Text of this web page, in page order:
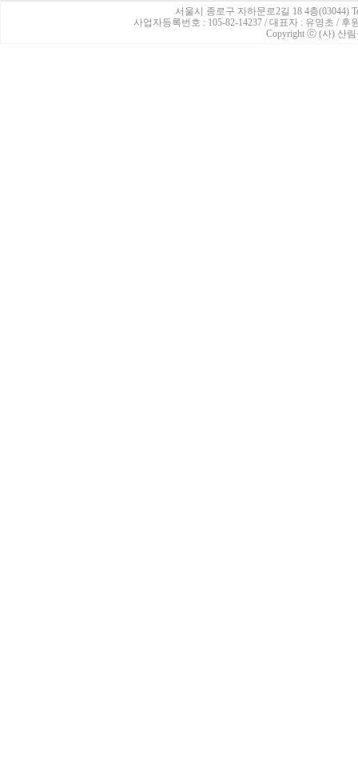
서울시 종로구 자하문로2길 18 4층(03044)
사업자등록번호 : 105-82-14237 / 대표자 : 유영초 /
Copyright ⓒ (사) 산림